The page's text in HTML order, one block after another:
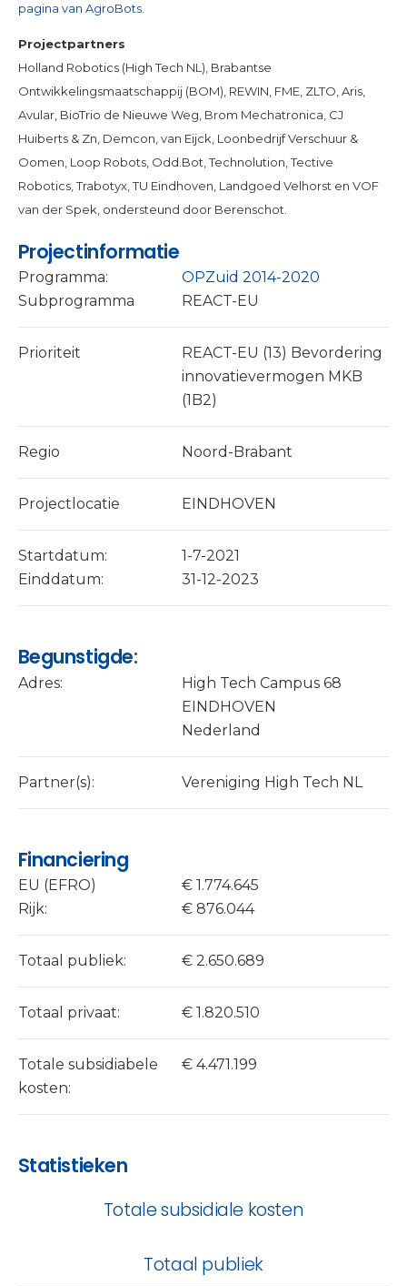
pagina van AgroBots.
Projectpartners
Holland Robotics (High Tech NL), Brabantse
Ontwikkelingsmaatschappij (BOM), REWIN, FME, ZLTO, Aris,
Avular, BioTrio de Nieuwe Weg, Brom Mechatronica, CJ
Huiberts & Zn, Demcon, van Eijck, Loonbedrijf Verschuur &
Oomen, Loop Robots, Odd.Bot, Technolution, Tective
Robotics, Trabotyx, TU Eindhoven, Landgoed Velhorst en VOF
van der Spek, ondersteund door Berenschot.
Projectinformatie
Programma:
OPZuid 2014-2020
Subprogramma
REACT-EU
Prioriteit
REACT-EU (13) Bevordering
innovatievermogen MKB
(1B2)
Regio Noord-Brabant
Projectlocatie EINDHOVEN
Startdatum:
1-7-2021
Einddatum:
31-12-2023
Begunstigde:
Adres:
High Tech Campus 68
EINDHOVEN
Nederland
Partner(s): Vereniging High Tech NL
Financiering
EU (EFRO)
€ 1.774.645
Rijk:
€ 876.044
Totaal publiek: € 2.650.689
Totaal privaat: € 1.820.510
Totale subsidiabele
kosten:
€ 4.471.199
Statistieken
Totale subsidiale kosten
Totaal publiek